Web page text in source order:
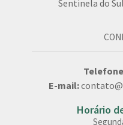
Sentinela do
E-mail:
Horário